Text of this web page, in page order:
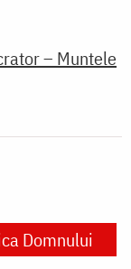
– Muntele
Domnului